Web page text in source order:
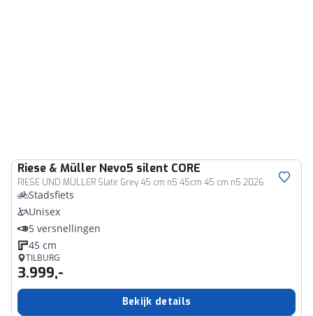
Riese & Müller Nevo5 silent CORE
RIESE UND MÜLLER Slate Grey 45 cm n5 45cm 45 cm n5 2026
Stadsfiets
Unisex
5 versnellingen
45 cm
TILBURG
3.999,-
Bekijk details